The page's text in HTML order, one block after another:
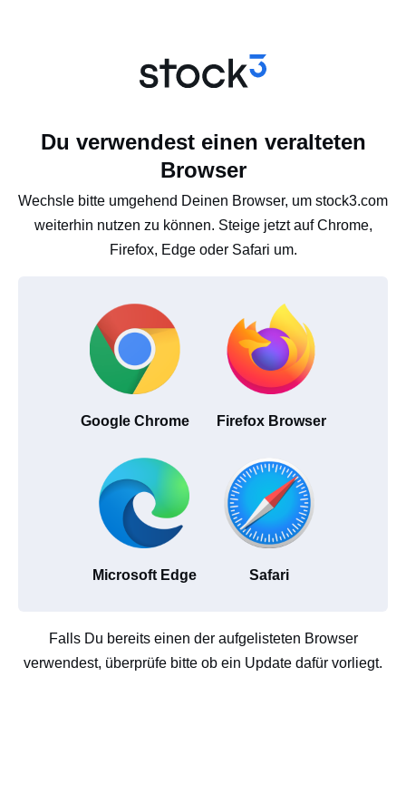
Du verwendest einen veralteten
Browser
Wechsle bitte umgehend Deinen Browser, um stock3.com
weiterhin nutzen zu können. Steige jetzt auf Chrome,
Firefox, Edge oder Safari um.
Google Chrome Firefox Browser
Microsoft Edge Safari
Falls Du bereits einen der aufgelisteten Browser
verwendest, überprüfe bitte ob ein Update dafür vorliegt.